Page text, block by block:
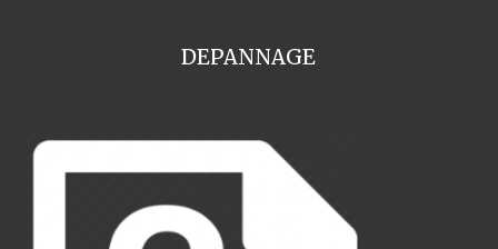
DEPANNAGE